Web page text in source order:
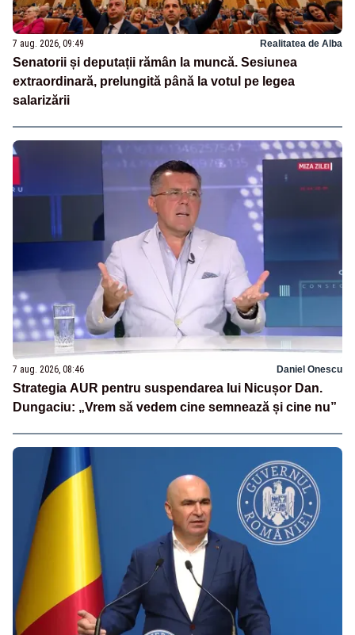
7 aug. 2026, 09:49 Realitatea de Alba
Senatorii și deputații rămân la muncă. Sesiunea
extraordinară, prelungită până la votul pe legea
salarizării
7 aug. 2026, 08:46 Daniel Onescu
Strategia AUR pentru suspendarea lui Nicușor Dan.
Dungaciu: „Vrem să vedem cine semnează și cine nu”